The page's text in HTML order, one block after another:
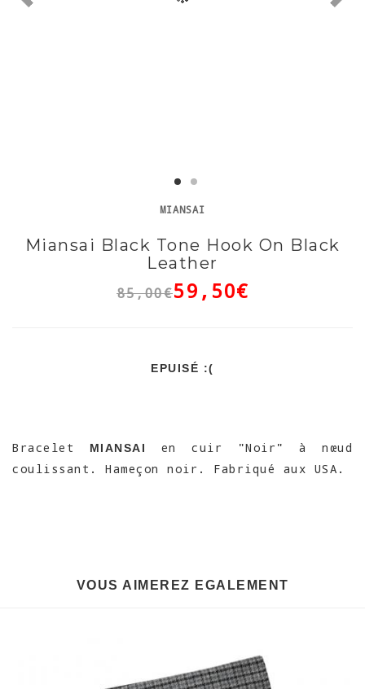
MIANSAI
Miansai Black Tone Hook On Black
Leather
85,00€59,50€
EPUISÉ :(
Bracelet MIANSAI
en cuir "Noir" à nœud
coulissant. Hameçon noir. Fabriqué aux USA.
VOUS AIMEREZ EGALEMENT